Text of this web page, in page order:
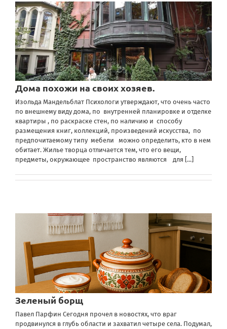
Дома похожи на своих хозяев.
Изольда Мандельблат Психологи утверждают, что очень часто
по внешнему виду дома, по внутренней планировке и отделке
квартиры , по раскраске стен, по наличию и способу
размещения книг, коллекций, произведений искусства, по
предпочитаемому типу мебели можно определить, кто в нем
обитает. Жилье творца отличается тем, что его вещи,
предметы, окружающее пространство являются для [...]
Зеленый борщ
Павел Парфин Сегодня прочел в новостях, что враг
продвинулся в глубь области и захватил четыре села. Подумал,